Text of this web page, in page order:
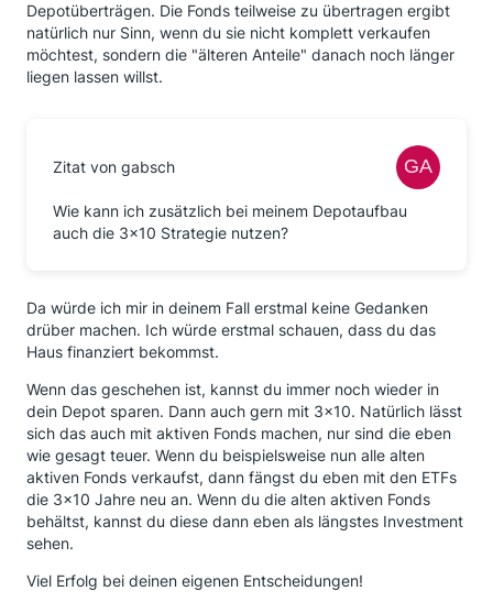
Depotüberträgen. Die Fonds teilweise zu übertragen ergibt
natürlich nur Sinn, wenn du sie nicht komplett verkaufen
möchtest, sondern die "älteren Anteile" danach noch länger
liegen lassen willst.
Zitat von gabsch
Wie kann ich zusätzlich bei meinem Depotaufbau
auch die 3x10 Strategie nutzen?
Da würde ich mir in deinem Fall erstmal keine Gedanken
drüber machen. Ich würde erstmal schauen, dass du das
Haus finanziert bekommst.
Wenn das geschehen ist, kannst du immer noch wieder in
dein Depot sparen. Dann auch gern mit 3x10. Natürlich lässt
sich das auch mit aktiven Fonds machen, nur sind die eben
wie gesagt teuer. Wenn du beispielsweise nun alle alten
aktiven Fonds verkaufst, dann fängst du eben mit den ETFs
die 3x10 Jahre neu an. Wenn du die alten aktiven Fonds
behältst, kannst du diese dann eben als längstes Investment
sehen.
Viel Erfolg bei deinen eigenen Entscheidungen!